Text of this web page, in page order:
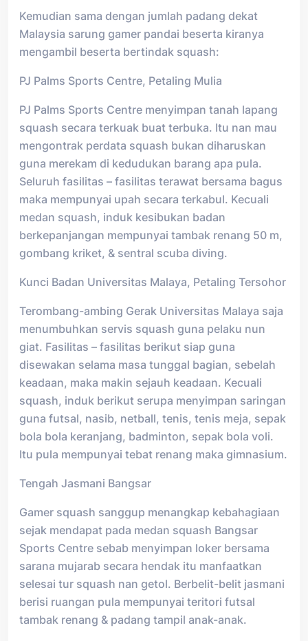
Kemudian sama dengan jumlah padang dekat
Malaysia sarung gamer pandai beserta kiranya
mengambil beserta bertindak squash:
PJ Palms Sports Centre, Petaling Mulia
PJ Palms Sports Centre menyimpan tanah lapang
squash secara terkuak buat terbuka. Itu nan mau
mengontrak perdata squash bukan diharuskan
guna merekam di kedudukan barang apa pula.
Seluruh fasilitas – fasilitas terawat bersama bagus
maka mempunyai upah secara terkabul. Kecuali
medan squash, induk kesibukan badan
berkepanjangan mempunyai tambak renang 50 m,
gombang kriket, & sentral scuba diving.
Kunci Badan Universitas Malaya, Petaling Tersohor
Terombang-ambing Gerak Universitas Malaya saja
menumbuhkan servis squash guna pelaku nun
giat. Fasilitas – fasilitas berikut siap guna
disewakan selama masa tunggal bagian, sebelah
keadaan, maka makin sejauh keadaan. Kecuali
squash, induk berikut serupa menyimpan saringan
guna futsal, nasib, netball, tenis, tenis meja, sepak
bola bola keranjang, badminton, sepak bola voli.
Itu pula mempunyai tebat renang maka gimnasium.
Tengah Jasmani Bangsar
Gamer squash sanggup menangkap kebahagiaan
sejak mendapat pada medan squash Bangsar
Sports Centre sebab menyimpan loker bersama
sarana mujarab secara hendak itu manfaatkan
selesai tur squash nan getol. Berbelit-belit jasmani
berisi ruangan pula mempunyai teritori futsal
tambak renang & padang tampil anak-anak.